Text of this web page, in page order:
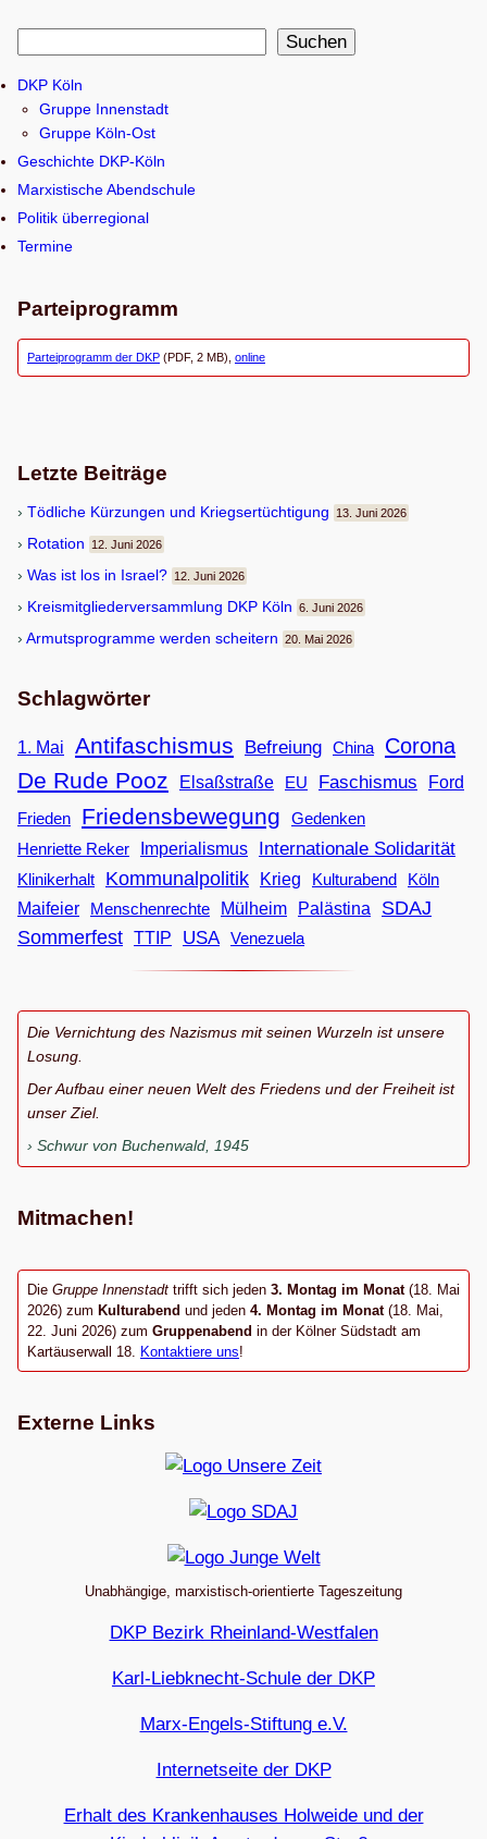
c
h
e
n
Suchen
DKP Köln
Gruppe Innenstadt
Gruppe Köln-Ost
Geschichte DKP-Köln
Marxistische Abendschule
Politik überregional
Termine
Parteiprogramm
Parteiprogramm der DKP (PDF, 2 MB), online
Letzte Beiträge
Töd­li­che Kür­zun­gen und Kriegsertüchtigung 13. Juni 2026
Rota­tion 12. Juni 2026
Was ist los in Israel? 12. Juni 2026
Kreis­mit­glie­der­ver­samm­lung DKP Köln 6. Juni 2026
Armuts­pro­gramme wer­den scheitern 20. Mai 2026
Schlagwörter
1. Mai Antifaschismus Befreiung China Corona
De Rude Pooz Elsaßstraße EU Faschismus
Ford
Frieden
Friedensbewegung
Gedenken
Henriette Reker
Imperialismus Internationale Solidarität
Klinikerhalt Kommunalpolitik Krieg Kulturabend
Köln
Maifeier
Menschenrechte Mülheim Palästina
SDAJ
Sommerfest TTIP USA Venezuela
Die Vernichtung des Nazismus mit seinen Wurzeln ist unsere
Losung.
Der Aufbau einer neuen Welt des Friedens und der Freiheit ist
unser Ziel.
Schwur von Buchenwald, 1945
Mitmachen!
Die Gruppe Innenstadt trifft sich jeden 3. Montag im Monat (18. Mai
2026) zum Kulturabend und jeden 4. Montag im Monat(18. Mai,
22. Juni 2026) zum Gruppenabend in der Kölner Südstadt am
Kartäuserwall 18. Kontaktiere uns!
Externe Links
Unabhängige, marxistisch-orientierte Tageszeitung
DKP Bezirk Rheinland-Westfalen
Karl-Liebknecht-Schule der DKP
Marx-Engels-Stiftung e.V.
Internetseite der DKP
Erhalt des Krankenhauses Holweide und der